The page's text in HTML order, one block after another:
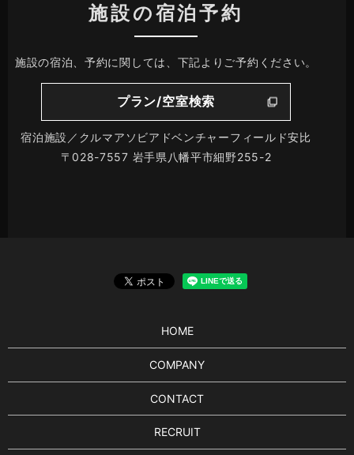
施設の宿泊予約
施設の宿泊、予約に関しては、下記よりご予約ください。
プラン/空室検索
宿泊施設／クルマアソビアドベンチャーフィールド安比
〒028-7557 岩手県八幡平市細野255-2
HOME
COMPANY
CONTACT
RECRUIT